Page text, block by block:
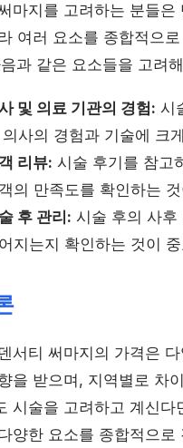
마지를 고려하는 분들은
여러 요소를 종합적으
과 같은 요소들을 고려
및 의료 기관의 경험: 시
의사의 경험과 기술에 크
리뷰: 시술 후기를 참고
의 만족도를 확인하는
후 관리: 시술 후의 사후
지는지 확인하는 것이
서티 써마지의 가격은
을 받으며, 지역별로 차
시술을 고려하고 계신다
양한 요소를 종합적으로